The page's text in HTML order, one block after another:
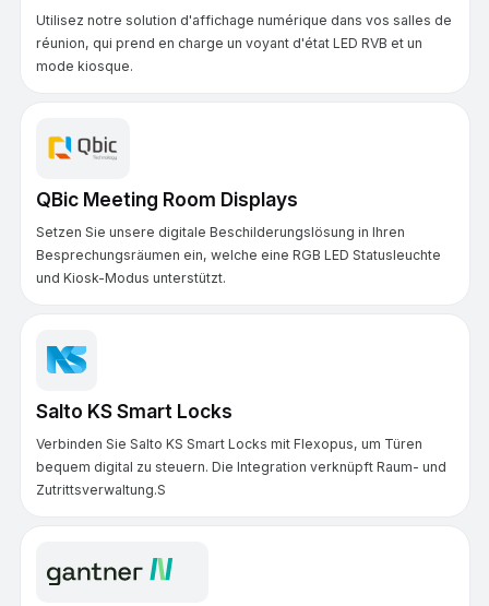
Utilisez notre solution d'affichage numérique dans vos salles de
réunion, qui prend en charge un voyant d'état LED RVB et un
mode kiosque.
QBic Meeting Room Displays
Setzen Sie unsere digitale Beschilderungslösung in Ihren
Besprechungsräumen ein, welche eine RGB LED Statusleuchte
und Kiosk-Modus unterstützt.
Salto KS Smart Locks
Verbinden Sie Salto KS Smart Locks mit Flexopus, um Türen
bequem digital zu steuern. Die Integration verknüpft Raum- und
Zutrittsverwaltung.S